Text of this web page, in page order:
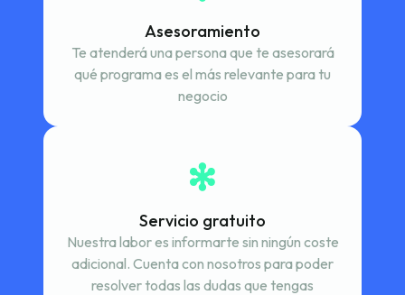
Asesoramiento
Te atenderá una persona que te asesorará
qué programa es el más relevante para tu
negocio
Servicio gratuito
Nuestra labor es informarte sin ningún coste
adicional. Cuenta con nosotros para poder
resolver todas las dudas que tengas